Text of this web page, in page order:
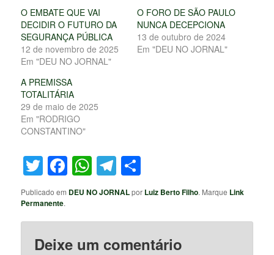
O EMBATE QUE VAI
DECIDIR O FUTURO DA
SEGURANÇA PÚBLICA
12 de novembro de 2025
Em "DEU NO JORNAL"
O FORO DE SÃO PAULO
NUNCA DECEPCIONA
13 de outubro de 2024
Em "DEU NO JORNAL"
A PREMISSA
TOTALITÁRIA
29 de maio de 2025
Em "RODRIGO
CONSTANTINO"
Twitter
Facebook
WhatsApp
Telegram
Publicado em DEU NO JORNALpor Luiz Berto Filho. Marque Link
Permanente.
Deixe um comentário